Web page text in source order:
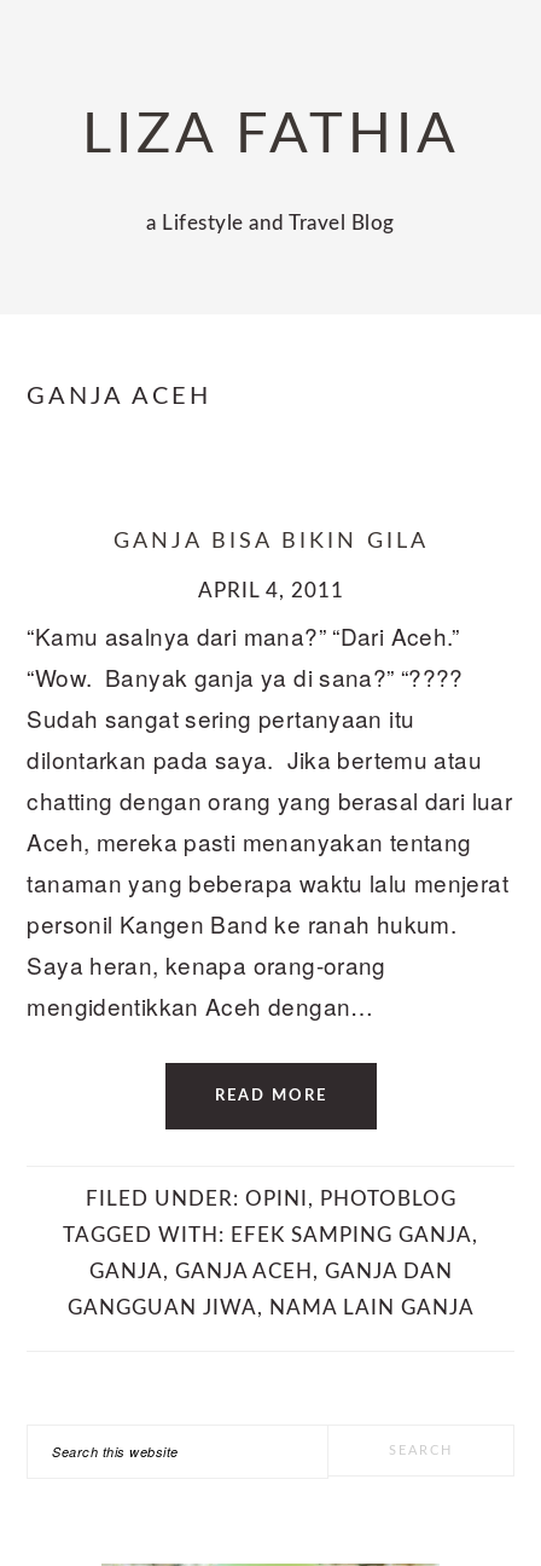
navigationLIZA FATHIA
a Lifestyle and Travel Blog
GANJA ACEH
GANJA BISA BIKIN GILA
APRIL 4, 2011
“Kamu asalnya dari mana?” “Dari Aceh.”
“Wow. Banyak ganja ya di sana?” “????
Sudah sangat sering pertanyaan itu
dilontarkan pada saya. Jika bertemu atau
chatting dengan orang yang berasal dari luar
Aceh, mereka pasti menanyakan tentang
tanaman yang beberapa waktu lalu menjerat
personil Kangen Band ke ranah hukum.
Saya heran, kenapa orang-orang
mengidentikkan Aceh dengan…
READ MORE
FILED UNDER: OPINI , PHOTOBLOG
TAGGED WITH: EFEK SAMPING GANJA,
GANJA, GANJA ACEH , GANJA DAN
GANGGUAN JIWA, NAMA LAIN GANJA
Search